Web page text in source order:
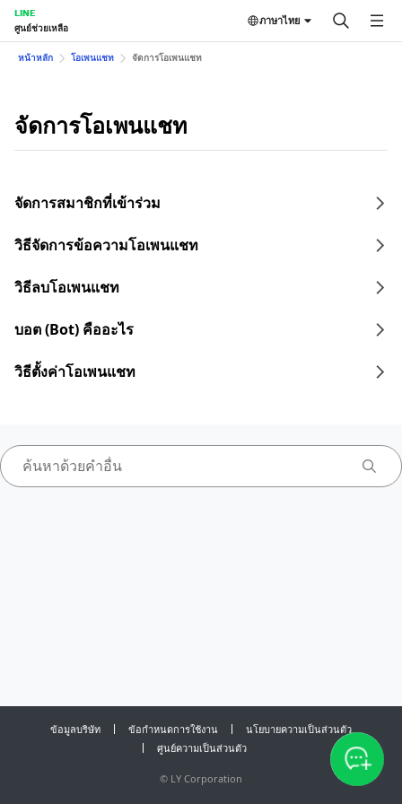
LINE
ศูนย์ช่วยเหลือ
ภาษาไทย
หน้าหลัก โอเพนแชท จัดการโอเพนแชท
จัดการโอเพนแชท
จัดการสมาชิกที่เข้าร่วม
วิธีจัดการข้อความโอเพนแชท
วิธีลบโอเพนแชท
บอต (Bot) คืออะไร
วิธีตั้งค่าโอเพนแชท
ข้อมูลบริษัท ข้อกำหนดการใช้งาน
นโยบายความเป็นส่วนตัว
ศูนย์ความเป็นส่วนตัว
© LY Corporation